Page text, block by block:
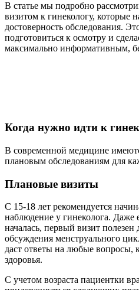
В статье мы подробно
визитом к гинекологу, которые
достоверность обследования.
подготовиться к осмотру и
максимально информативным,
Когда нужно идти к
В современной медицине
плановым обследованиям для
Плановые визиты
С 15-18 лет рекомендуется
наблюдение у гинеколога. Даже
началась, первый визит полезен
обсуждения менструального
даст ответы на любые вопросы,
здоровья.
С учетом возраста пациентки